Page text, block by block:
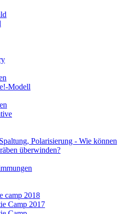
Modell
Polarisierung - Wie können
überwinden?
camp 2018
Camp 2017